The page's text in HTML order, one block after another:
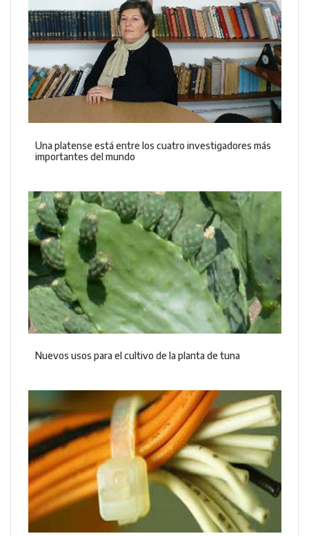
Una platense está entre los cuatro investigadores más
importantes del mundo
Nuevos usos para el cultivo de la planta de tuna